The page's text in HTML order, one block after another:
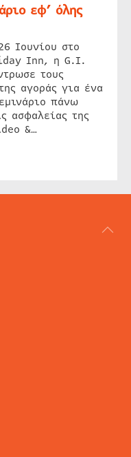
εφ’ όλης
Ιουνίου στο
Inn, η G.I.
τους
αγοράς για ένα
πάνω
ασφαλείας της
&…